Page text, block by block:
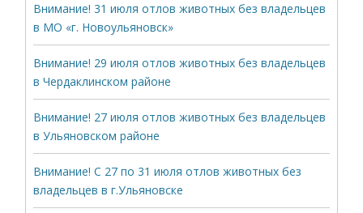
Внимание! 31 июля отлов животных без владельцев
в МО «г. Новоульяновск»
Внимание! 29 июля отлов животных без владельцев
в Чердаклинском районе
Внимание! 27 июля отлов животных без владельцев
в Ульяновском районе
Внимание! С 27 по 31 июля отлов животных без
владельцев в г.Ульяновске